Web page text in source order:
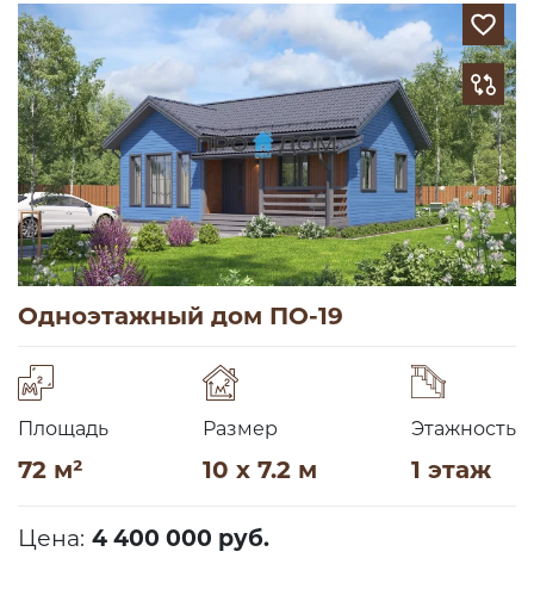
Одноэтажный дом ПО-19
Площадь
72 м²
Размер
10 x 7.2 м
Этажность
1 этаж
Цена: 4 400 000 руб.